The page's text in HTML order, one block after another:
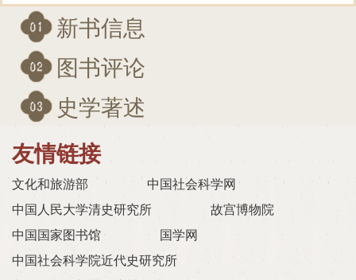
新书信息
图书评论
史学著述
友情链接
文化和旅游部
中国社会科学网
中国人民大学清史研究所
故宫博物院
中国国家图书馆
国学网
中国社会科学院近代史研究所